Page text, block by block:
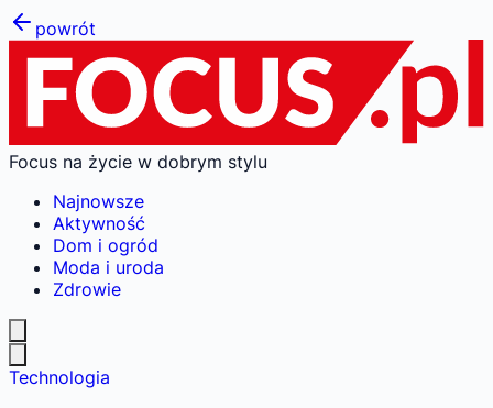
powrót
Focus na życie w dobrym stylu
Najnowsze
Aktywność
Dom i ogród
Moda i uroda
Zdrowie
Technologia